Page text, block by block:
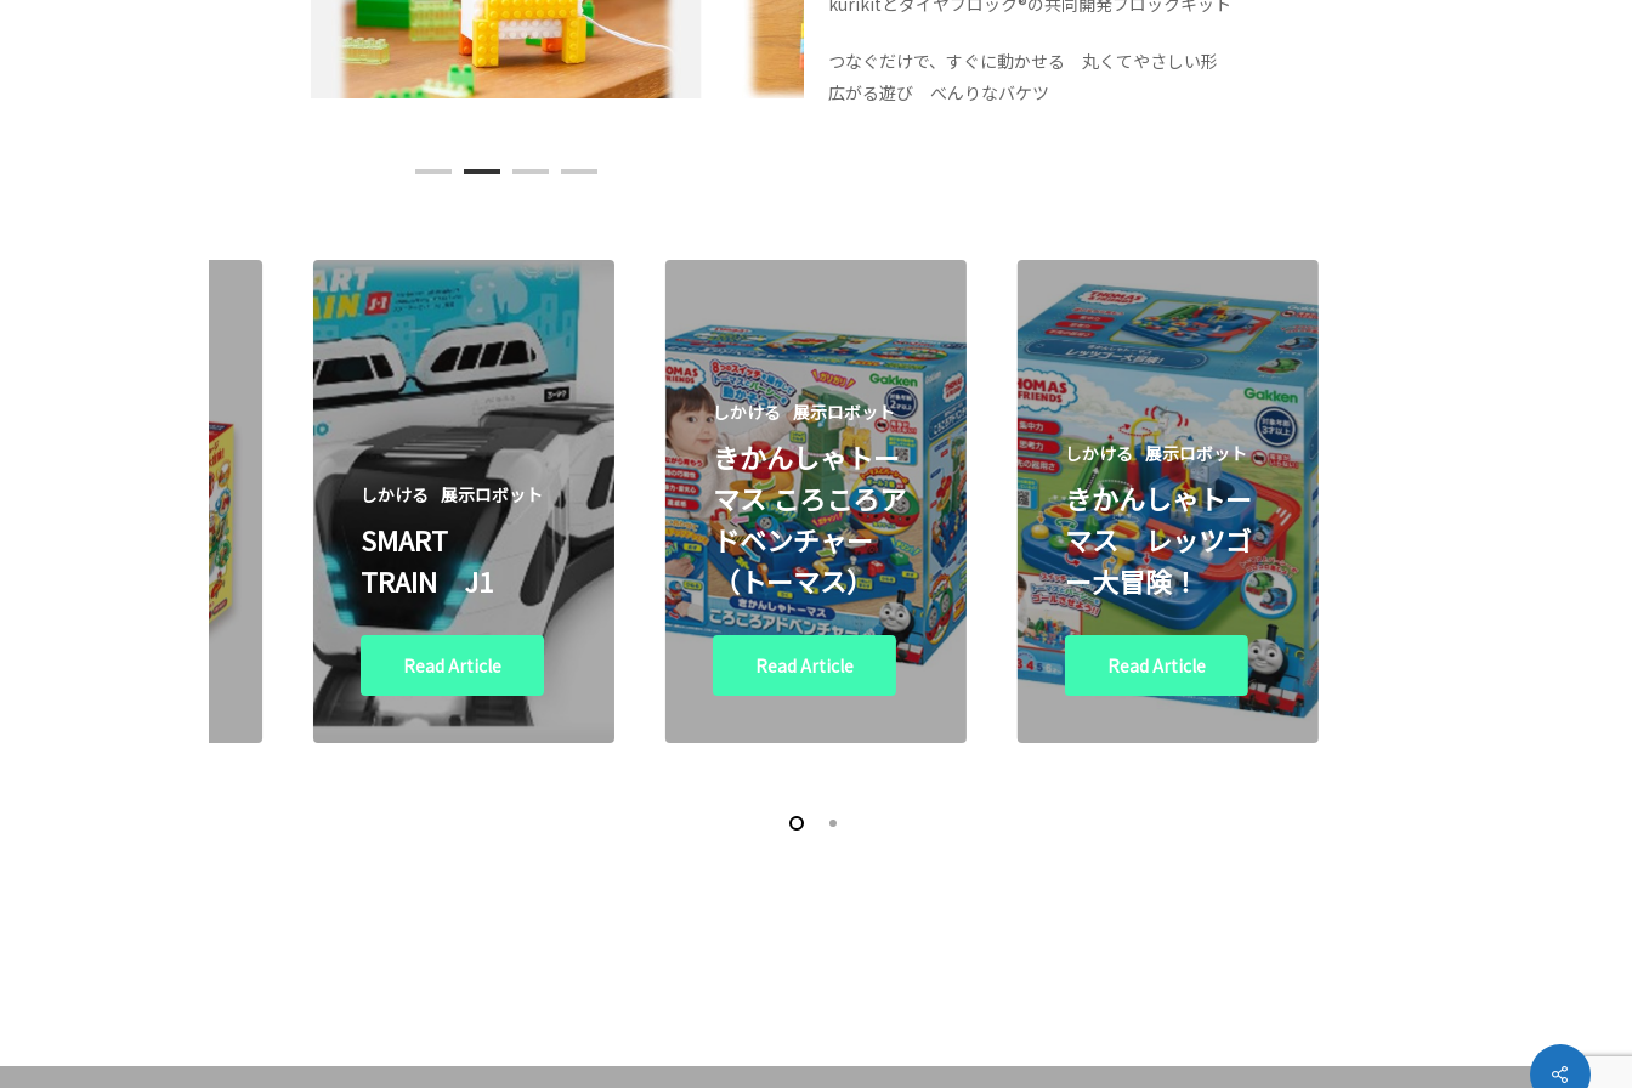
つなぐだけで、すぐに動かせる 丸くてやさしい形
広がる遊び べんりなバケツ
しかける 展示ロボット
SMART
TRAIN J1
Read Article
しかける 展示ロボット
きかんしゃトー
マス ころころア
ドベンチャー
（トーマス）
Read Article
しかける 展示ロボット
きかんしゃトー
マス レッツゴ
ー大冒険！
Read Article
Share